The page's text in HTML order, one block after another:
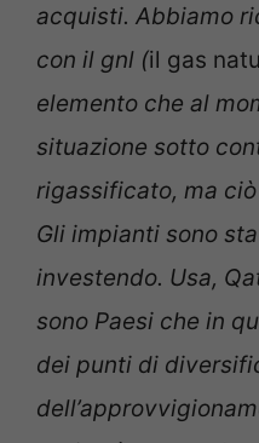
acquisti. Abbiamo
con il gnl (il gas
elemento che al
situazione sotto
rigassificato, ma
Gli impianti sono
investendo. Usa,
sono Paesi che in
dei punti di